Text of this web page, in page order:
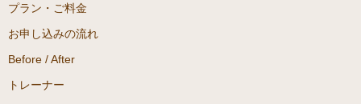
皆さんもいずれかで悩んだ経
験があるのではないでしょう
すさは人によってバラバラ
プラン・ご料金
お申し込みの流れ
Before / After
トレーナー